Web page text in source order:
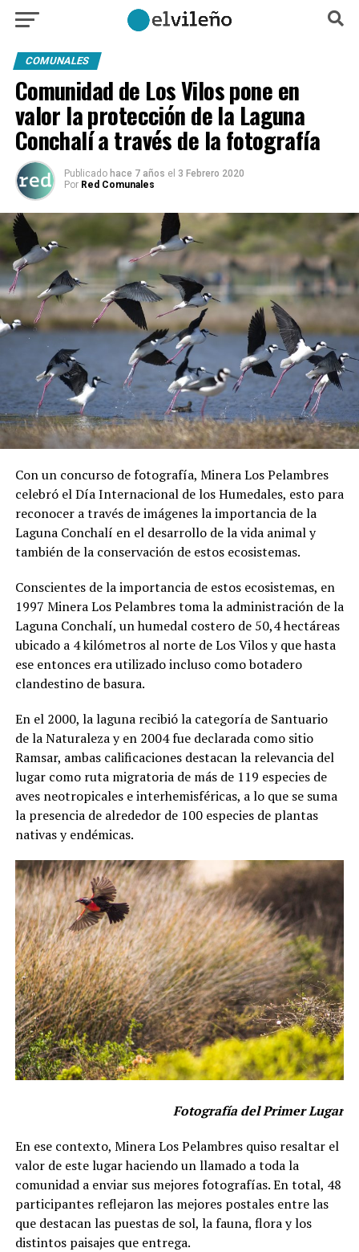
COMUNALES
Comunidad de Los Vilos pone en
valor la protección de la Laguna
Conchalí a través de la fotografía
Publicado hace 7 años el 3 Febrero 2020
Por Red Comunales
Con un concurso de fotografía, Minera Los Pelambres
celebró el Día Internacional de los Humedales, esto para
reconocer a través de imágenes la importancia de la
Laguna Conchalí en el desarrollo de la vida animal y
también de la conservación de estos ecosistemas.
Conscientes de la importancia de estos ecosistemas, en
1997 Minera Los Pelambres toma la administración de la
Laguna Conchalí, un humedal costero de 50,4 hectáreas
ubicado a 4 kilómetros al norte de Los Vilos y que hasta
ese entonces era utilizado incluso como botadero
clandestino de basura.
En el 2000, la laguna recibió la categoría de Santuario
de la Naturaleza y en 2004 fue declarada como sitio
Ramsar, ambas calificaciones destacan la relevancia del
lugar como ruta migratoria de más de 119 especies de
aves neotropicales e interhemisféricas, a lo que se suma
la presencia de alrededor de 100 especies de plantas
nativas y endémicas.
Fotografía del Primer Lugar
En ese contexto, Minera Los Pelambres quiso resaltar el
valor de este lugar haciendo un llamado a toda la
comunidad a enviar sus mejores fotografías. En total, 48
participantes reflejaron las mejores postales entre las
que destacan las puestas de sol, la fauna, flora y los
distintos paisajes que entrega.